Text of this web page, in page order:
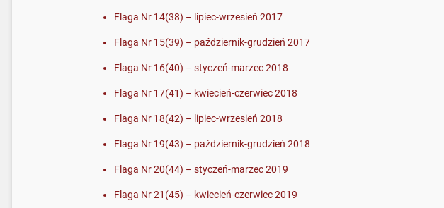
Flaga Nr 14(38) – lipiec-wrzesień 2017
Flaga Nr 15(39) – październik-grudzień 2017
Flaga Nr 16(40) – styczeń-marzec 2018
Flaga Nr 17(41) – kwiecień-czerwiec 2018
Flaga Nr 18(42) – lipiec-wrzesień 2018
Flaga Nr 19(43) – październik-grudzień 2018
Flaga Nr 20(44) – styczeń-marzec 2019
Flaga Nr 21(45) – kwiecień-czerwiec 2019